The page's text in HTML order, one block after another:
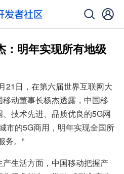
：明年实现所有地级
21日，在第六届世界互联网大
动董事长杨杰透露，中国移
技术先进、品质优良的5G网
市的5G商用，明年实现全国所
务。”
生活方面，中国移动把握产